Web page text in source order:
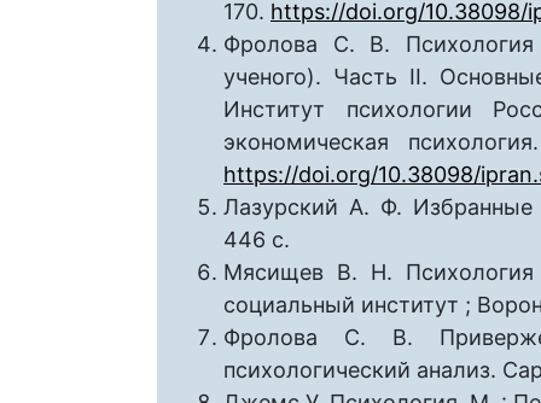
170. https://doi.org/10.38098/
Фролова С. В.
ученого). Часть II.
Институт психологии
экономическая
https://doi.org/10.38098/
Лазурский А. Ф. Избранные
446 с.
Мясищев В. Н.
социальный институт ;
Фролова С. В.
психологический анализ.